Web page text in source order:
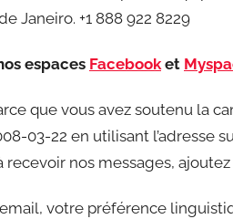
Janeiro. +1 888 922 8229
espaces Facebook et
que vous avez soutenu la
03-22 en utilisant l’adresse
nos messages, ajoutez
votre préférence